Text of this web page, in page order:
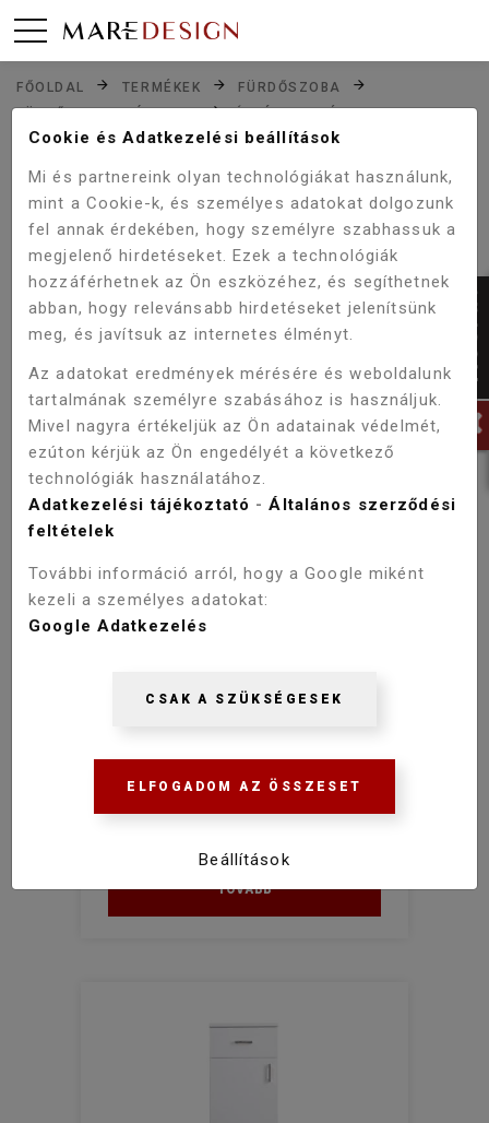
FŐOLDAL TERMÉKEK
FÜRDŐSZOBA
FÜRDŐSZOBA BÚTOROK
ÁLLÓ SZEKRÉNY
TERMÉKEINK
SZŰRŐ
KATEGÓRIA
Fürdőszoba bútorok
MAGASSÁG
85
100
192
35
50
GYÁRTÓ
Viva Style
KIVITEL
Polcos
Szennyestartós
BEÉPÍTÉS MÓDJA
33 x 85 cm
TOVÁBB
Cookie és Adatkezelési beállítások
Mi és partnereink olyan technológiákat használunk,
mint a Cookie-k, és személyes adatokat dolgozunk
fel annak érdekében, hogy személyre szabhassuk a
megjelenő hirdetéseket. Ezek a technológiák
hozzáférhetnek az Ön eszközéhez, és segíthetnek
abban, hogy relevánsabb hirdetéseket jelenítsünk
meg, és javítsuk az internetes élményt.
Az adatokat eredmények mérésére és weboldalunk
tartalmának személyre szabásához is használjuk.
Mivel nagyra értékeljük az Ön adatainak védelmét,
ezúton kérjük az Ön engedélyét a következő
technológiák használatához.
Adatkezelési tájékoztató -Általános szerződési
feltételek
További információ arról, hogy a Google miként
kezeli a személyes adatokat:
Google Adatkezelés
CSAK A SZÜKSÉGESEK
ELFOGADOM AZ ÖSSZESET
Beállítások